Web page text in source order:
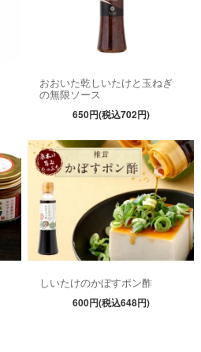
おおいた乾しいたけと玉ねぎ
の無限ソース
650円(税込702円)
しいたけのかぼすポン酢
600円(税込648円)